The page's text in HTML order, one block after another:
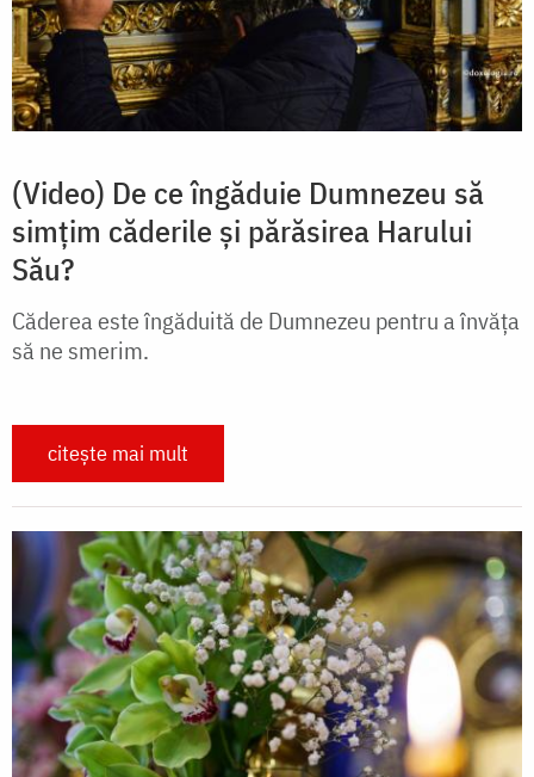
(Video) De ce îngăduie Dumnezeu să
simțim căderile și părăsirea Harului
Său?
Căderea este îngăduită de Dumnezeu pentru a învăța
să ne smerim.
citește mai mult